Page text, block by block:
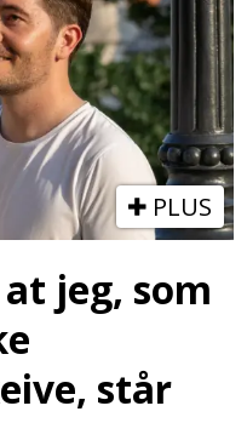
PLUS
jeg, som
står